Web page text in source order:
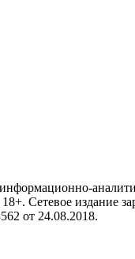
Сетевое издание
от 24.08.2018.